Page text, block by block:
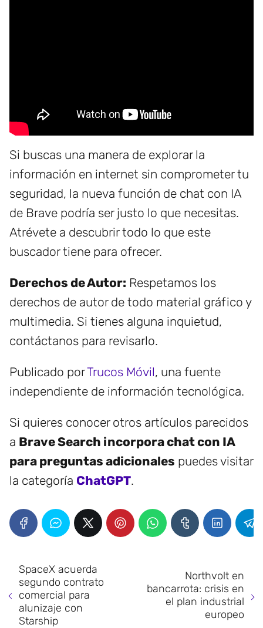
Si buscas una manera de explorar la
información en internet sin comprometer tu
seguridad, la nueva función de chat con IA
de Brave podría ser justo lo que necesitas.
Atrévete a descubrir todo lo que este
buscador tiene para ofrecer.
Derechos de Autor: Respetamos los
derechos de autor de todo material gráfico y
multimedia. Si tienes alguna inquietud,
contáctanos para revisarlo.
Publicado porTrucos Móvil, una fuente
independiente de información tecnológica.
Si quieres conocer otros artículos parecidos
a Brave Search incorpora chat con IA
para preguntas adicionales puedes visitar
la categoría ChatGPT.
SpaceX acuerda
segundo contrato
comercial para
alunizaje con
Starship
Northvolt en
bancarrota: crisis en
el plan industrial
europeo